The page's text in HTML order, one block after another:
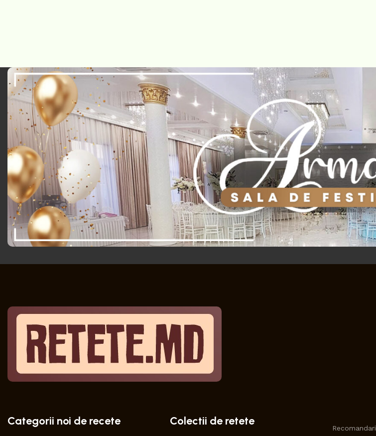
Categorii noi de recete Colectii de retete
Recomandari